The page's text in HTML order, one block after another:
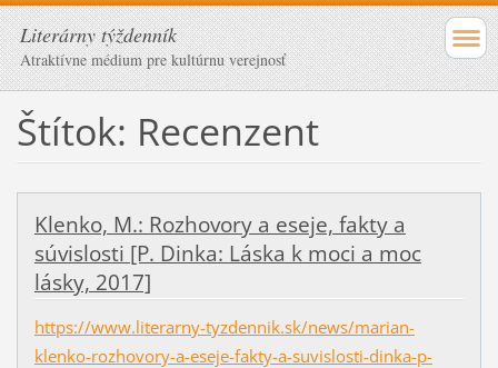
Literárny týždenník
Atraktívne médium pre kultúrnu verejnosť
Štítok: Recenzent
Klenko, M.: Rozhovory a eseje, fakty a
súvislosti [P. Dinka: Láska k moci a moc
lásky, 2017]
https://www.literarny-tyzdennik.sk/news/marian-
klenko-rozhovory-a-eseje-fakty-a-suvislosti-dinka-p-